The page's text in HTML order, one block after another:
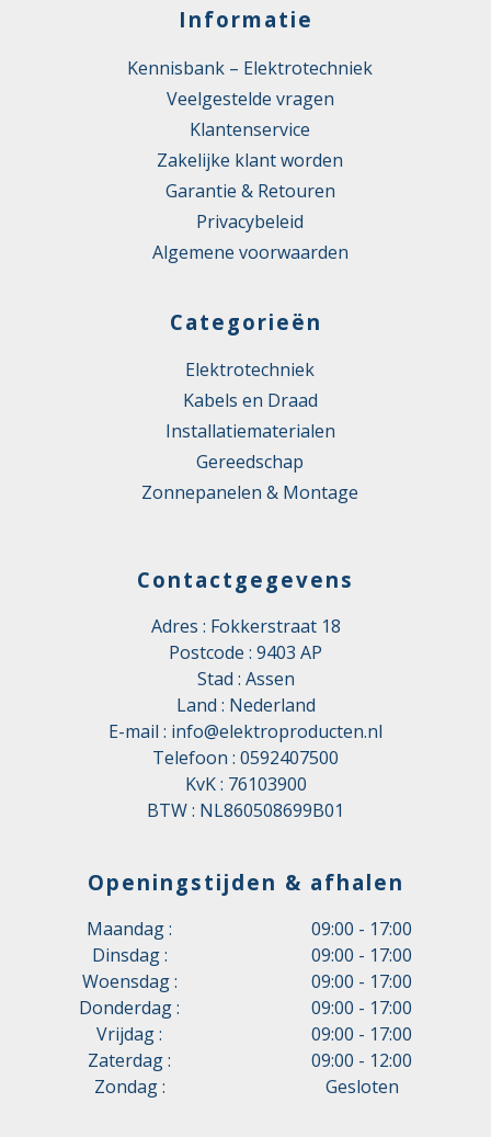
Informatie
Kennisbank – Elektrotechniek
Veelgestelde vragen
Klantenservice
Zakelijke klant worden
Garantie & Retouren
Privacybeleid
Algemene voorwaarden
Categorieën
Elektrotechniek
Kabels en Draad
Installatiematerialen
Gereedschap
Zonnepanelen & Montage
Contactgegevens
Adres : Fokkerstraat 18
Postcode : 9403 AP
Stad : Assen
Land : Nederland
E-mail : info@elektroproducten.nl
Telefoon : 0592407500
KvK : 76103900
BTW : NL860508699B01
Openingstijden & afhalen
Maandag :
09:00 - 17:00
Dinsdag :
09:00 - 17:00
Woensdag :
09:00 - 17:00
Donderdag :
09:00 - 17:00
Vrijdag :
09:00 - 17:00
Zaterdag :
09:00 - 12:00
Zondag :
Gesloten